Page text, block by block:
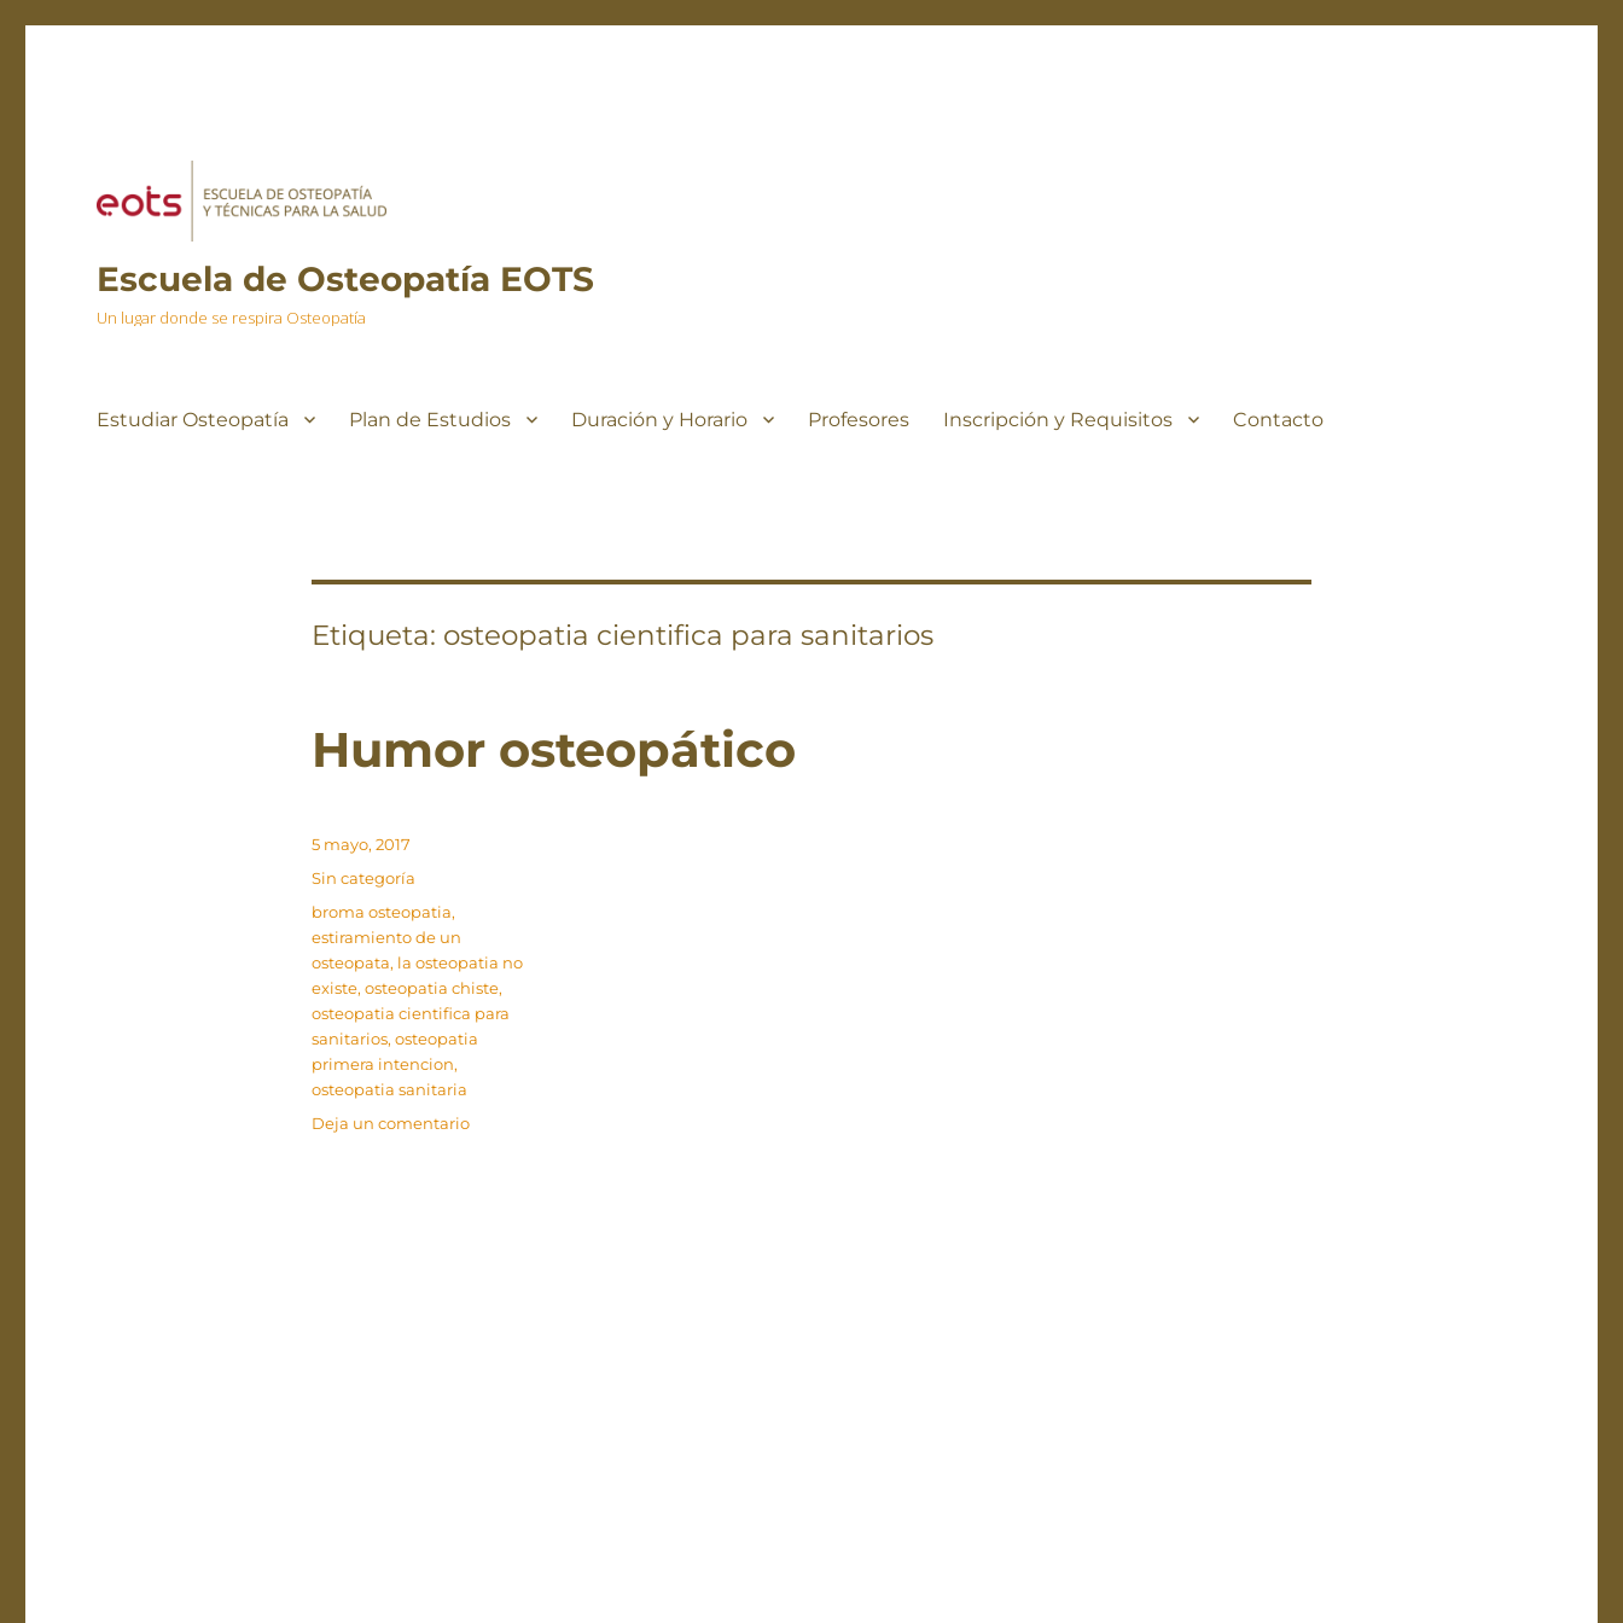
Escuela de Osteopatía EOTS
Un lugar donde se respira Osteopatía
Estudiar Osteopatía Plan de Estudios Duración y Horario Profesores Inscripción y Requisitos Contacto
Etiqueta: osteopatia cientifica para sanitarios
Humor osteopático
Publicado
el
5 mayo, 2017
Categorías
Sin categoría
Etiquetas
broma osteopatia,
estiramiento de un
osteopata, la osteopatia no
existe, osteopatia chiste,
osteopatia cientifica para
sanitarios, osteopatia
primera intencion,
osteopatia sanitaria
Deja un comentarioen